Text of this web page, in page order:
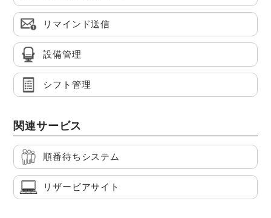
リマインド送信
設備管理
シフト管理
関連サービス
順番待ちシステム
リザービアサイト